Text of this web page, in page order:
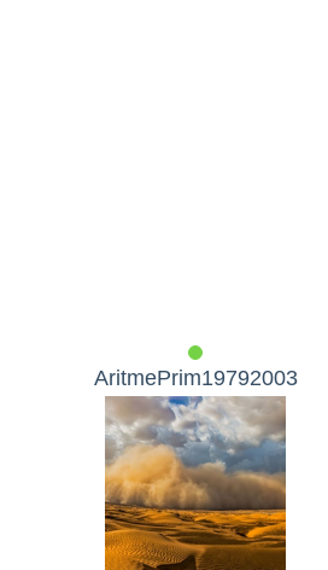
AritmePrim19792003